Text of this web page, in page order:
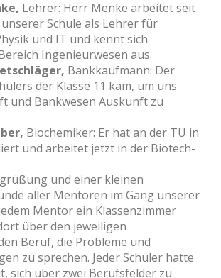
Lehrer: Herr Menke arbeitet seit
Schule als Lehrer für
und IT und kennt sich
Ingenieurwesen aus.
Bankkaufmann: Der
der Klasse 11 kam, um uns
und Bankwesen Auskunft zu
Biochemiker: Er hat an der TU in
und arbeitet jetzt in der Biotech-
und einer kleinen
aller Mentoren im Gang unserer
Mentor ein Klassenzimmer
über den jeweiligen
Beruf, die Probleme und
zu sprechen. Jeder Schüler hatte
sich über zwei Berufsfelder zu